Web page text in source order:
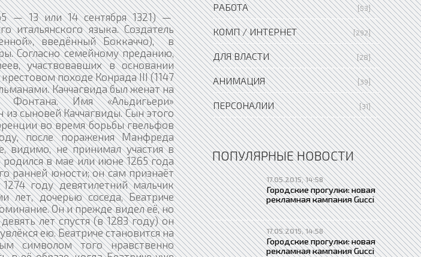
— 13 или 14 сентября 1321) —
итальянского языка. Создатель
введённый Боккаччо), в
Согласно семейному преданию,
участвовавших в основании
походе Конрада III (1147
Каччагвида был женат на
Имя «Альдигьери»
сыновей Каччагвиды. Сын этого
во время борьбы гвельфов
после поражения Манфреда
видимо, не принимал участия в
в мае или июне 1265 года
ранней юности; он сам признаёт
году девятилетний мальчик
лет, дочерью соседа, Беатриче
Он и прежде видел её, но
лет спустя (в 1283 году) он
ею. Беатриче становится на
символом того нравственно
РАБОТА [53]
КОМП / ИНТЕРНЕТ [292]
ДЛЯ ВЛАСТИ [28]
АНИМАЦИЯ [39]
ПЕРСОНАЛИИ [31]
ПОПУЛЯРНЫЕ НОВОСТИ
17.05.2015, 14:58
Городские прогулки: новая
рекламная кампания Gucci
17.05.2015, 14:58
Городские прогулки: новая
рекламная кампания Gucci